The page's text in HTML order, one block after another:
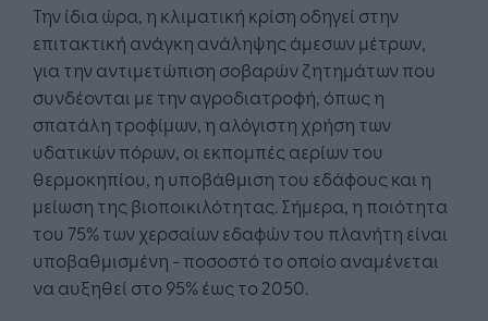
Την ίδια ώρα, η κλιματική κρίση οδηγεί στην
επιτακτική ανάγκη ανάληψης άμεσων μέτρων,
για την αντιμετώπιση σοβαρών ζητημάτων που
συνδέονται με την αγροδιατροφή, όπως η
σπατάλη τροφίμων, η αλόγιστη χρήση των
υδατικών πόρων, οι εκπομπές αερίων του
θερμοκηπίου, η υποβάθμιση του εδάφους και η
μείωση της βιοποικιλότητας. Σήμερα, η ποιότητα
του 75% των χερσαίων εδαφών του πλανήτη είναι
υποβαθμισμένη - ποσοστό το οποίο αναμένεται
να αυξηθεί στο 95% έως το 2050.